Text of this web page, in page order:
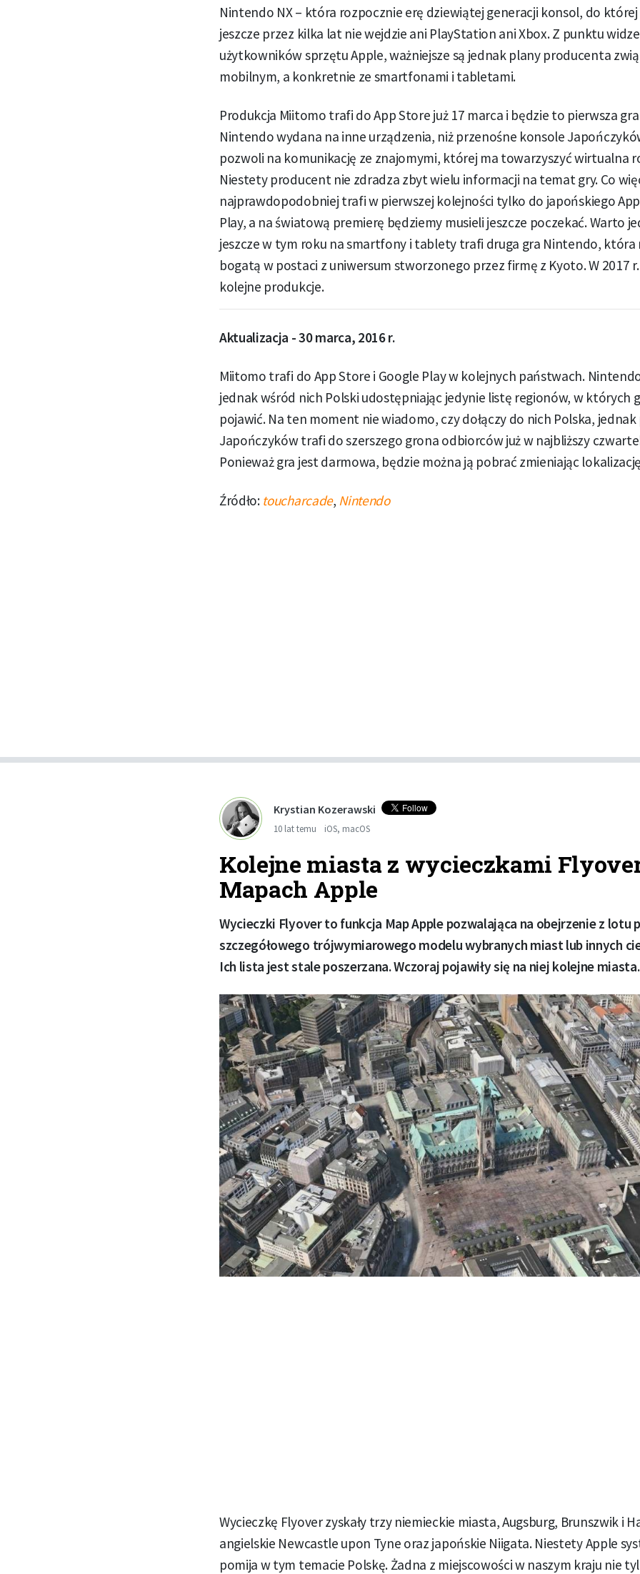
Nintendo NX – która rozpocznie erę dziewiątej generacji konsol, do
jeszcze przez kilka lat nie wejdzie ani PlayStation ani Xbox. Z punktu
użytkowników sprzętu Apple, ważniejsze są jednak plany producenta
mobilnym, a konkretnie ze smartfonami i tabletami.
Produkcja Miitomo trafi do App Store już 17 marca i będzie to pierwsza
Nintendo wydana na inne urządzenia, niż przenośne konsole
pozwoli na komunikację ze znajomymi, której ma towarzyszyć wirtualna
Niestety producent nie zdradza zbyt wielu informacji na temat gry. Co
najprawdopodobniej trafi w pierwszej kolejności tylko do japońskiego
Play, a na światową premierę będziemy musieli jeszcze poczekać. Warto
jeszcze w tym roku na smartfony i tablety trafi druga gra Nintendo, która
bogatą w postaci z uniwersum stworzonego przez firmę z Kyoto. W 2017
kolejne produkcje.
Aktualizacja - 30 marca, 2016 r.
Miitomo trafi do App Store i Google Play w kolejnych państwach.
jednak wśród nich Polski udostępniając jedynie listę regionów, w których
pojawić. Na ten moment nie wiadomo, czy dołączy do nich Polska,
Japończyków trafi do szerszego grona odbiorców już w najbliższy
Ponieważ gra jest darmowa, będzie można ją pobrać zmieniając
Źródło: toucharcade, Nintendo
Krystian Kozerawski
10 lat temu iOS, macOS
Kolejne miasta z wycieczkami
Mapach Apple
Wycieczki Flyover to funkcja Map Apple pozwalająca na obejrzenie z lotu
szczegółowego trójwymiarowego modelu wybranych miast lub innych
Ich lista jest stale poszerzana. Wczoraj pojawiły się na niej kolejne miasta.
Wycieczkę Flyover zyskały trzy niemieckie miasta, Augsburg, Brunszwik i
angielskie Newcastle upon Tyne oraz japońskie Niigata. Niestety Apple
pomija w tym temacie Polskę. Żadna z miejscowości w naszym kraju nie